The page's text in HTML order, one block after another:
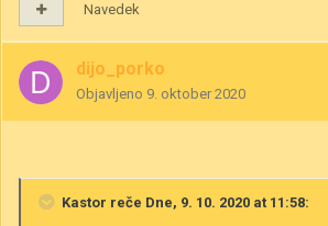
Navedek
dijo_porko
Objavljeno 9. oktober 2020
Kastor reče Dne, 9. 10. 2020 at 11:58: